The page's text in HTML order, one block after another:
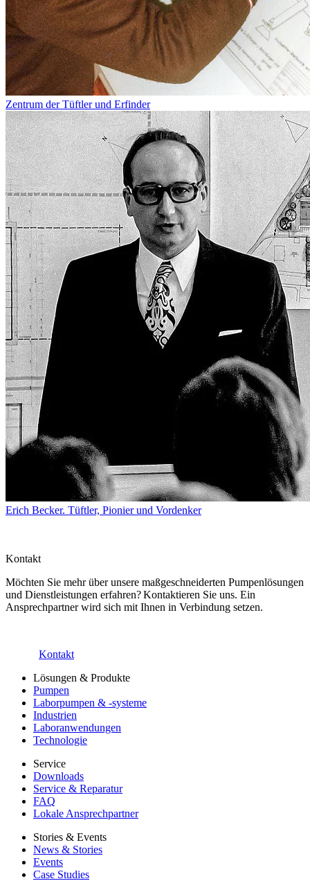
Zentrum der Tüftler und Erfinder
Erich Becker. Tüftler, Pionier und Vordenker
Kontakt
Möchten Sie mehr über unsere maßgeschneiderten Pumpenlösungen
und Dienstleistungen erfahren? Kontaktieren Sie uns. Ein
Ansprechpartner wird sich mit Ihnen in Verbindung setzen.
Kontakt
Lösungen & Produkte
Pumpen
Laborpumpen & -systeme
Industrien
Laboranwendungen
Technologie
Service
Downloads
Service & Reparatur
FAQ
Lokale Ansprechpartner
Stories & Events
News & Stories
Events
Case Studies